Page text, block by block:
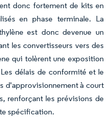
donc fortement de kits en
en phase terminale. La
est donc devenue un
les convertisseurs vers des
qui tolèrent une exposition
délais de conformité et le
d'approvisionnement à court
renforçant les prévisions de
spécification.